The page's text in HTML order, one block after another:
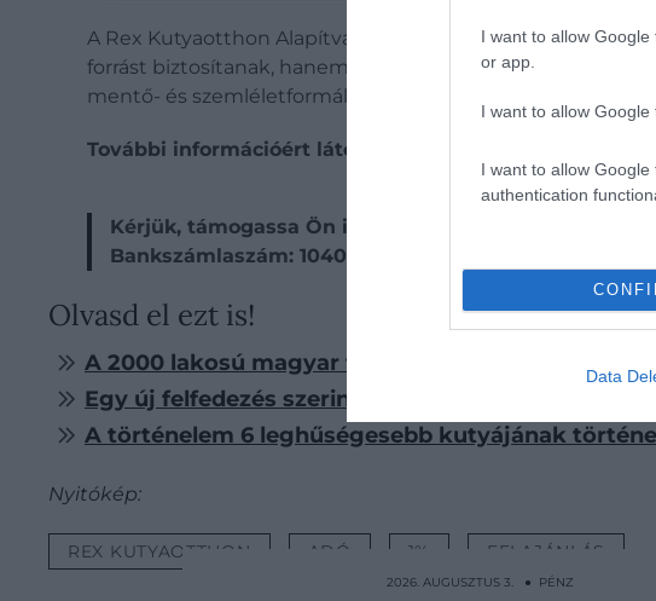
I want to allow
or app.
I want to allow
I want to allow
authentication
Data
A Rex Kutyaotthon Alapítvány számára a közösségi
forrást biztosítanak, hanem erkölcsi megerősítést is
mentő- és szemléletformáló tevékenységét, és hogy a
További információért látogasson el a
Kérjük, támogassa Ön is adója 1%-ával vagy
Bankszámlaszám: 10402283-22802398-00000000
Olvasd el ezt is!
A 2000 lakosú magyar falu, ahol 50-nél is több
Egy új felfedezés szerint a kutyák már 16 ezer éve
A történelem 6 leghűségesebb kutyájának
Nyitókép:
REX KUTYAOTTHON ADÓ 1% FELAJÁNLÁS
2026. AUGUSZTUS 3. ● PÉNZ